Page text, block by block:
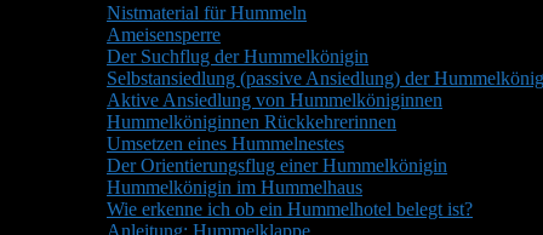
Nistmaterial für Hummeln
Ameisensperre
Der Suchflug der Hummelkönigin
Selbstansiedlung (passive Ansiedlung) der
Aktive Ansiedlung von Hummelköniginnen
Hummelköniginnen Rückkehrerinnen
Umsetzen eines Hummelnestes
Der Orientierungsflug einer Hummelkönigin
Hummelkönigin im Hummelhaus
Wie erkenne ich ob ein Hummelhotel belegt ist?
Anleitung: Hummelklappe